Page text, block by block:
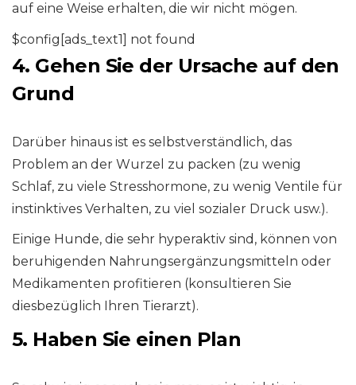
auf eine Weise erhalten, die wir nicht mögen.
$config[ads_text1] not found
4. Gehen Sie der Ursache auf den
Grund
Darüber hinaus ist es selbstverständlich, das
Problem an der Wurzel zu packen (zu wenig
Schlaf, zu viele Stresshormone, zu wenig Ventile für
instinktives Verhalten, zu viel sozialer Druck usw.).
Einige Hunde, die sehr hyperaktiv sind, können von
beruhigenden Nahrungsergänzungsmitteln oder
Medikamenten profitieren (konsultieren Sie
diesbezüglich Ihren Tierarzt).
5. Haben Sie einen Plan